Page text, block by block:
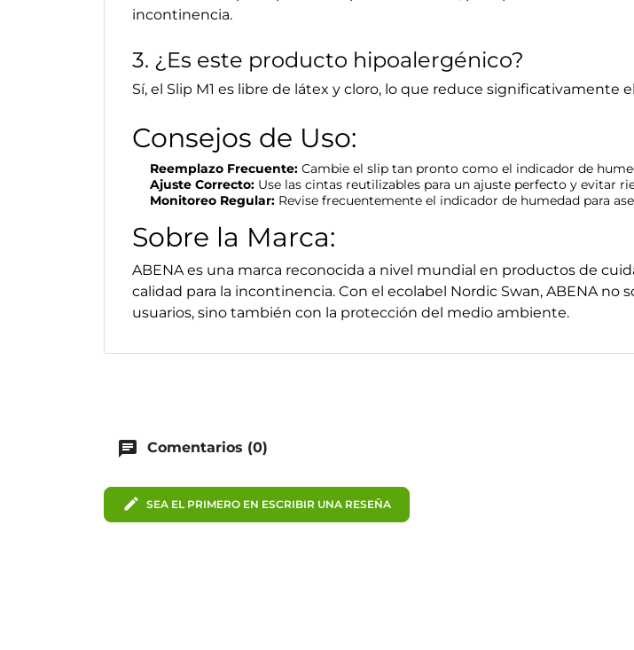
incontinencia.
3. ¿Es este producto hipoalergénico?
Sí, el Slip M1 es libre de látex y cloro, lo que reduce significativamente
Consejos de Uso:
Reemplazo Frecuente: Cambie el slip tan pronto como el indicador de
Ajuste Correcto: Use las cintas reutilizables para un ajuste perfecto y evitar
Monitoreo Regular: Revise frecuentemente el indicador de humedad para
Sobre la Marca:
ABENA es una marca reconocida a nivel mundial en productos de
calidad para la incontinencia. Con el ecolabel Nordic Swan, ABENA
usuarios, sino también con la protección del medio ambiente.
chat Comentarios (0)
edit SEA EL PRIMERO EN ESCRIBIR UNA RESEÑA